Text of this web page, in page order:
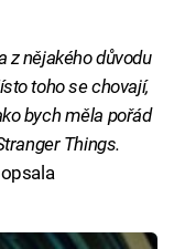
z nějakého důvodu
toho se chovají,
bych měla pořád
Things.